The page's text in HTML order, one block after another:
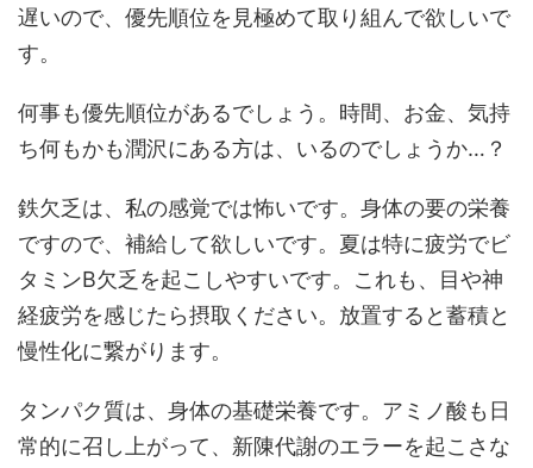
遅いので、優先順位を見極めて取り組んで欲しいで
す。
何事も優先順位があるでしょう。時間、お金、気持
ち何もかも潤沢にある方は、いるのでしょうか…？
鉄欠乏は、私の感覚では怖いです。身体の要の栄養
ですので、補給して欲しいです。夏は特に疲労でビ
タミンB欠乏を起こしやすいです。これも、目や神
経疲労を感じたら摂取ください。放置すると蓄積と
慢性化に繋がります。
タンパク質は、身体の基礎栄養です。アミノ酸も日
常的に召し上がって、新陳代謝のエラーを起こさな